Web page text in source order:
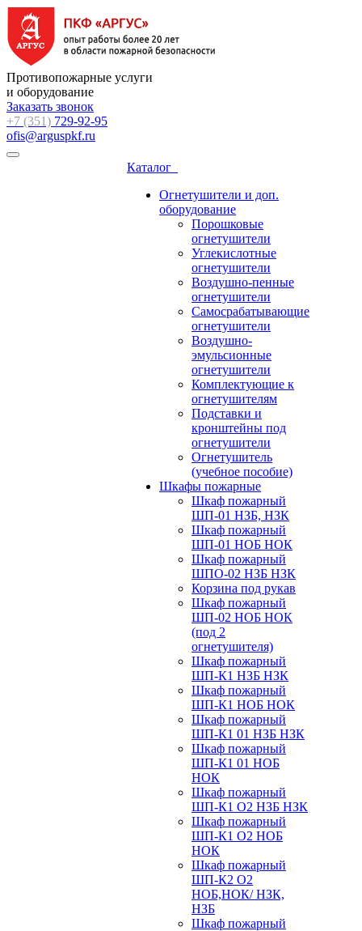
Противопожарные услуги
и оборудование
Заказать звонок
+7 (351) 729-92-95
ofis@arguspkf.ru
Каталог
Огнетушители и доп.
оборудование
Порошковые
огнетушители
Углекислотные
огнетушители
Воздушно-пенные
огнетушители
Самосрабатывающие
огнетушители
Воздушно-
эмульсионные
огнетушители
Комплектующие к
огнетушителям
Подставки и
кронштейны под
огнетушители
Огнетушитель
(учебное пособие)
Шкафы пожарные
Шкаф пожарный
ШП-01 НЗБ, НЗК
Шкаф пожарный
ШП-01 НОБ НОК
Шкаф пожарный
ШПО-02 НЗБ НЗК
Корзина под рукав
Шкаф пожарный
ШП-02 НОБ НОК
(под 2
огнетушителя)
Шкаф пожарный
ШП-К1 НЗБ НЗК
Шкаф пожарный
ШП-К1 НОБ НОК
Шкаф пожарный
ШП-К1 01 НЗБ НЗК
Шкаф пожарный
ШП-К1 01 НОБ
НОК
Шкаф пожарный
ШП-К1 О2 НЗБ НЗК
Шкаф пожарный
ШП-К1 О2 НОБ
НОК
Шкаф пожарный
ШП-К2 О2
НОБ,НОК/ НЗК,
НЗБ
Шкаф пожарный